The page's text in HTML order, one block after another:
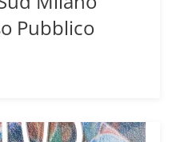
Pubblico